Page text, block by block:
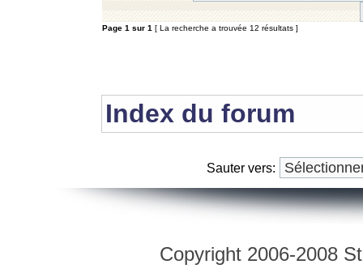
Page 1 sur 1 [ La recherche a trouvée 12 résultats ]
Index du forum
Sauter vers:
Copyright 2006-2008